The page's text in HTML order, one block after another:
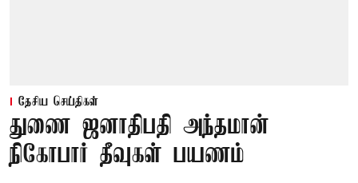
தேசிய செய்திகள்
துணை ஜனாதிபதி அந்தமான்
நிகோபார் தீவுகள் பயணம்